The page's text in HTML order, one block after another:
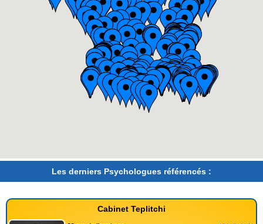
Les derniers Psychologues référencés :
Cabinet Teplitchi